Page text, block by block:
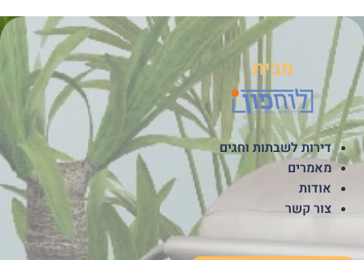
לתוכן
מבית
דירות לשבתות וחגים
מאמרים
אודות
צור קשר